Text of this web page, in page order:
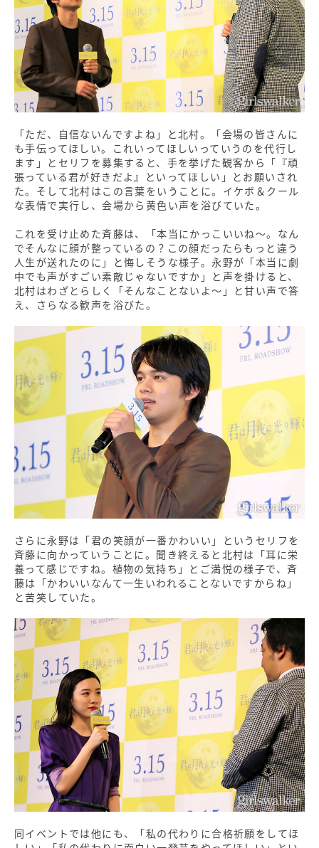
「ただ、自信ないんですよね」と北村。「会場の皆さんに
も手伝ってほしい。これいってほしいっていうのを代行し
ます」とセリフを募集すると、手を挙げた観客から「『頑
張っている君が好きだよ』といってほしい」とお願いされ
た。そして北村はこの言葉をいうことに。イケボ＆クール
な表情で実行し、会場から黄色い声を浴びていた。
これを受け止めた斉藤は、「本当にかっこいいね～。なん
でそんなに顔が整っているの？この顔だったらもっと違う
人生が送れたのに」と悔しそうな様子。永野が「本当に劇
中でも声がすごい素敵じゃないですか」と声を掛けると、
北村はわざとらしく「そんなことないよ～」と甘い声で答
え、さらなる歓声を浴びた。
さらに永野は「君の笑顔が一番かわいい」というセリフを
斉藤に向かっていうことに。聞き終えると北村は「耳に栄
養って感じですね。植物の気持ち」とご満悦の様子で、斉
藤は「かわいいなんて一生いわれることないですからね」
と苦笑していた。
同イベントでは他にも、「私の代わりに合格祈願をしてほ